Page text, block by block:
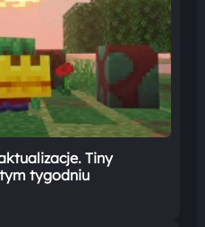
Tiny
tygodniu